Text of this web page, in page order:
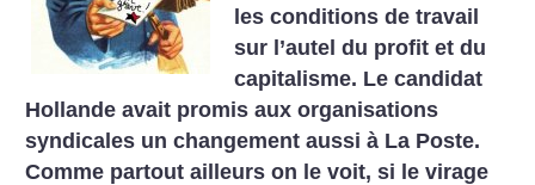
les conditions de travail
sur l’autel du profit et du
capitalisme. Le candidat
Hollande avait promis aux organisations
syndicales un changement aussi à La Poste.
Comme partout ailleurs on le voit, si le virage